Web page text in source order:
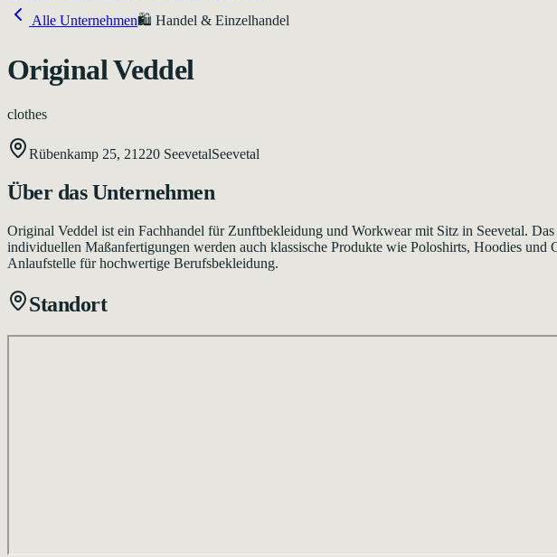
Alle Unternehmen🛍️ Handel & Einzelhandel
Original Veddel
clothes
Rübenkamp 25, 21220 SeevetalSeevetal
Über das Unternehmen
Original Veddel ist ein Fachhandel für Zunftbekleidung und Workwear mit Sitz in Seevetal.
individuellen Maßanfertigungen werden auch klassische Produkte wie Poloshirts, Hoodies
Anlaufstelle für hochwertige Berufsbekleidung.
Standort